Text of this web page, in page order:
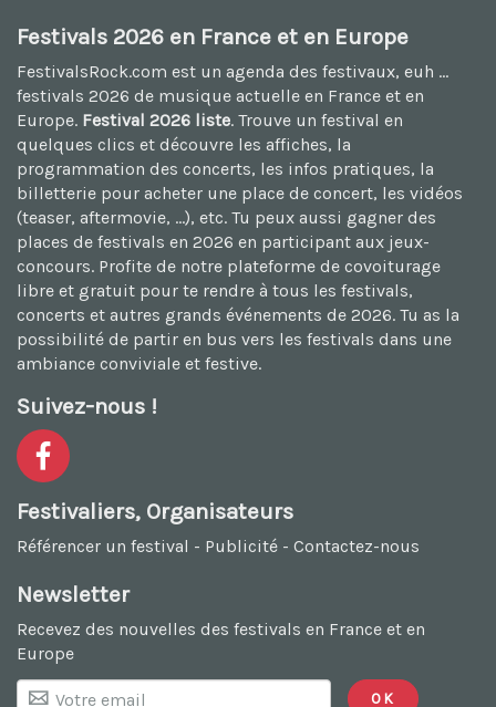
Festivals 2026 en France et en Europe
FestivalsRock.com est un agenda des festivaux, euh ...
festivals 2026 de musique actuelle en France et en
Europe. Festival 2026 liste. Trouve un festival en
quelques clics et découvre les affiches, la
programmation des concerts, les infos pratiques, la
billetterie pour acheter une place de concert, les vidéos
(teaser, aftermovie, ...), etc. Tu peux aussi gagner des
places de festivals en 2026 en participant aux jeux-
concours. Profite de notre plateforme de covoiturage
libre et gratuit pour te rendre à tous les festivals,
concerts et autres grands événements de 2026. Tu as la
possibilité de partir en bus vers les festivals dans une
ambiance conviviale et festive.
Suivez-nous !
Festivaliers, Organisateurs
Référencer un festival - Publicité - Contactez-nous
Newsletter
Recevez des nouvelles des festivals en France et en
Europe